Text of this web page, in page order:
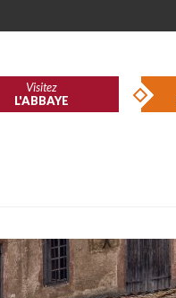
Visitez
L'ABBAYE